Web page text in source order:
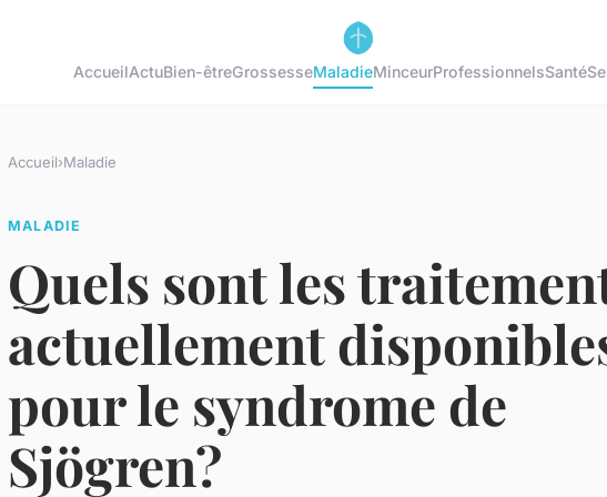
AccueilActuBien-êtreGrossesseMaladieMinceurProfessionnelsSanté
Accueil›Maladie
MALADIE
Quels sont les
actuellement
pour le syndrome de
Sjögren?